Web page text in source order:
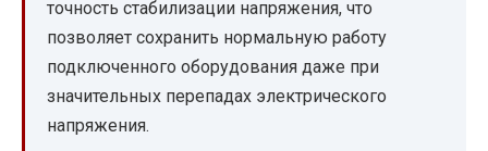
точность стабилизации напряжения, что
позволяет сохранить нормальную работу
подключенного оборудования даже при
значительных перепадах электрического
напряжения.